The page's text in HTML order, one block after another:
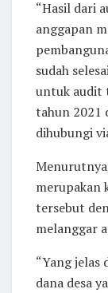
“Hasil dari
anggapan
sudah
untuk audit
tahun 2021
dihubungi
merupakan
tersebut
melanggar
“Yang jelas
dana desa